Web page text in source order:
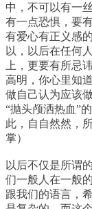
中，不可以有一
有一点恐惧，要
有爱心有正义感
以，以后在任何
上，更要有所忌
高明，你心里知
做自己认为应该
“抛头颅洒热血”
此，自自然然，
掌）
以后不仅是所谓
们一般人在一般
跟我们的语言，